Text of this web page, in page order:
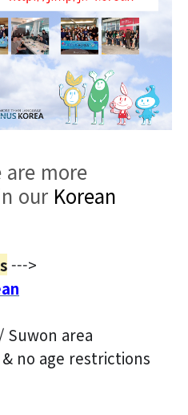
are more
our Korean
--->
Suwon area
no age restrictions